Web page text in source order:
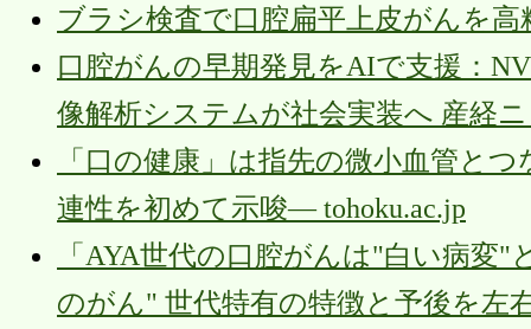
ブラシ検査で口腔扁平上皮がんを高
口腔がんの早期発見をAIで支援：
像解析システムが社会実装へ 産経
「口の健康」は指先の微小血管と
連性を初めて示唆― tohoku.ac.jp
「AYA世代の口腔がんは"白い病変
のがん" 世代特有の特徴と予後を左